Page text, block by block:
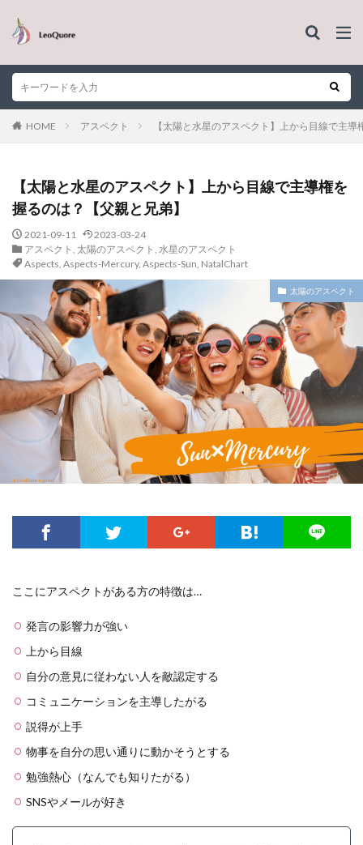
HOME アスペクト 【太陽と水星のアスペクト】上から目線で主
【太陽と水星のアスペクト】上から目線で主導権を
握るのは？【父親と兄弟】
2021-09-11
2023-03-24
アスペクト , 太陽のアスペクト , 水星のアスペクト
Aspects, Aspects-Mercury, Aspects-Sun, NatalChart
太陽のアスペクト
ここにアスペクトがある方の特徴は…
発言の影響力が強い
上から目線
自分の意見に従わない人を敵認定する
コミュニケーションを主導したがる
説得が上手
物事を自分の思い通りに動かそうとする
勉強熱心（なんでも知りたがる）
SNSやメールが好き